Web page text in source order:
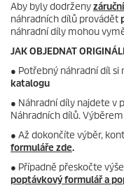
Aby byly dodrženy
náhradních dílů provádět
náhradní díly mohou
JAK OBJEDNAT
● Potřebný náhradní díl si
katalogu
● Náhradní díly najdete v
Náhradních dílů.
● Až dokončíte výběr,
formuláře zde.
● Případně přeskočte
poptávkový formulář a